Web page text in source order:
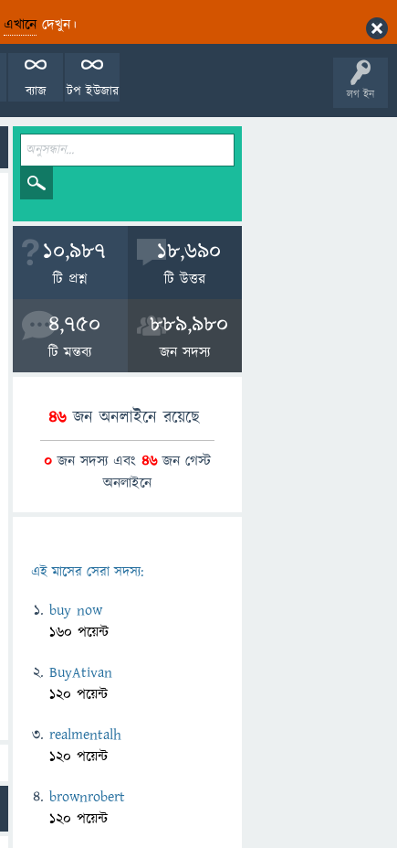
এখানেদেখুন।
লগ ইন
টপ ইউজার
ব্যাজ
10,987
টি প্রশ্ন
18,690
টি উত্তর
4,750
টি মন্তব্য
889,980
জন সদস্য
46জন অনলাইনে রয়েছে
0 জন সদস্য এবং 46জন গেস্ট
অনলাইনে
এই মাসের সেরা সদস্য:
buy now
160 পয়েন্ট
BuyAtivan
120 পয়েন্ট
realmentalh
120 পয়েন্ট
brownrobert
120 পয়েন্ট